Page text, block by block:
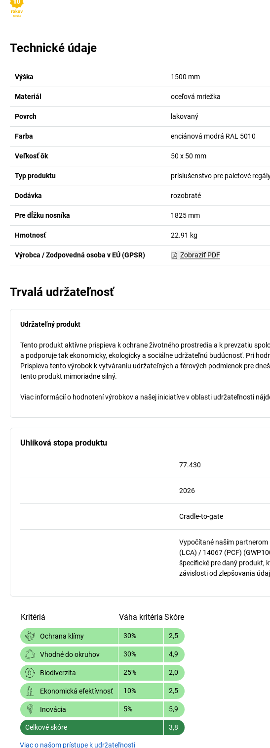
Technické údaje
Výška 1500 mm
Materiál oceľová mriežka
Povrch lakovaný
Farba enciánová modrá RAL 5010
Veľkosť ôk 50 x 50 mm
Typ produktu príslušenstvo pre paletové
Dodávka rozobraté
Pre dĺžku nosníka 1825 mm
Hmotnosť 22.91 kg
Výrobca / Zodpovedná osoba v EÚ (GPSR) Zobraziť PDF
Trvalá udržateľnosť
Udržateľný produkt
Tento produkt aktívne prispieva k ochrane životného prostredia a k prevzatiu
a podporuje tak ekonomicky, ekologicky a sociálne udržateľnú budúcnosť. Pri
Prispieva tento výrobok k vytváraniu udržateľných a férových podmienok pre
tento produkt mimoriadne silný.
Viac informácií o hodnotení výrobkov a našej iniciatíve v oblasti udržateľnosti
Uhlíková stopa produktu
77.430
2026
Cradle-to-gate
Vypočítané naším partnerom
(LCA) / 14067 (PCF)
špecifické pre daný produkt,
závislosti od zlepšovania
Kritériá Váha kritéria Skóre
Ochrana klímy 30% 2,5
Vhodné do okruhov 30% 4,9
Biodiverzita 25% 2,0
Ekonomická efektívnosť 10% 2,5
Inovácia 5% 5,9
Celkové skóre 3,8
Viac o našom prístupe k udržateľnosti